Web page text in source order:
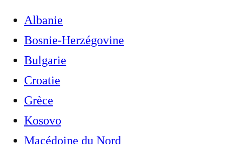
Albanie
Bosnie-Herzégovine
Bulgarie
Croatie
Grèce
Kosovo
Macédoine du Nord